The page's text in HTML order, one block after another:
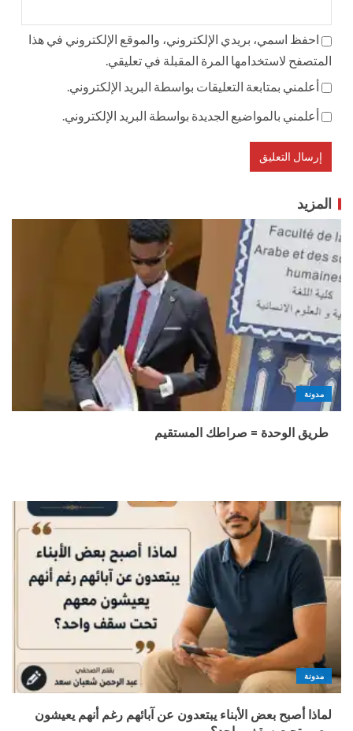
احفظ اسمي، بريدي الإلكتروني، والموقع الإلكتروني في هذا
المتصفح لاستخدامها المرة المقبلة في تعليقي.
أعلمني بمتابعة التعليقات بواسطة البريد الإلكتروني.
أعلمني بالمواضيع الجديدة بواسطة البريد الإلكتروني.
المزيد
مدونة
طريق الوحدة = صراطك المستقيم
مدونة
لماذا أصبح بعض الأبناء يبتعدون عن آبائهم رغم أنهم يعيشون